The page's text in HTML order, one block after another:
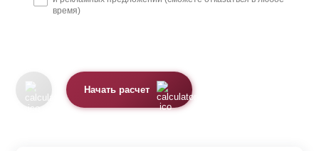
время)
Начать расчет